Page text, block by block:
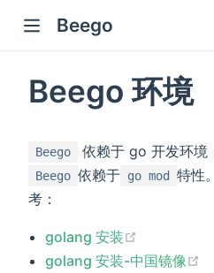
Beego
Beego 环境
Beego 依赖于 go 开发环境
Beego 依赖于 go mod 特性
考：
golang 安装
golang 安装-中国镜像